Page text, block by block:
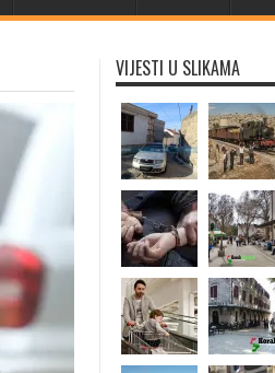
VIJESTI U SLIKAMA